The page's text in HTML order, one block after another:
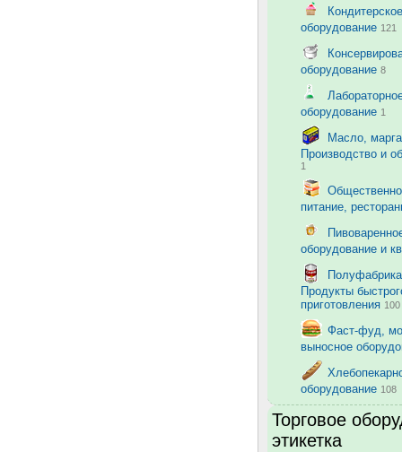
Кондитерское
оборудование 121
оборудование 8
оборудование 1
Масло,
Производство и
1
питание,
оборудование и
Продукты
приготовления 100
Фаст-фуд,
выносное
оборудование 108
Торговое
этикетка